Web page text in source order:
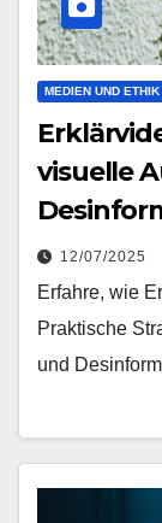
MEDIEN UND ETHIK
visuelle
12/07/2025
Erfahre, wie
Praktische
und